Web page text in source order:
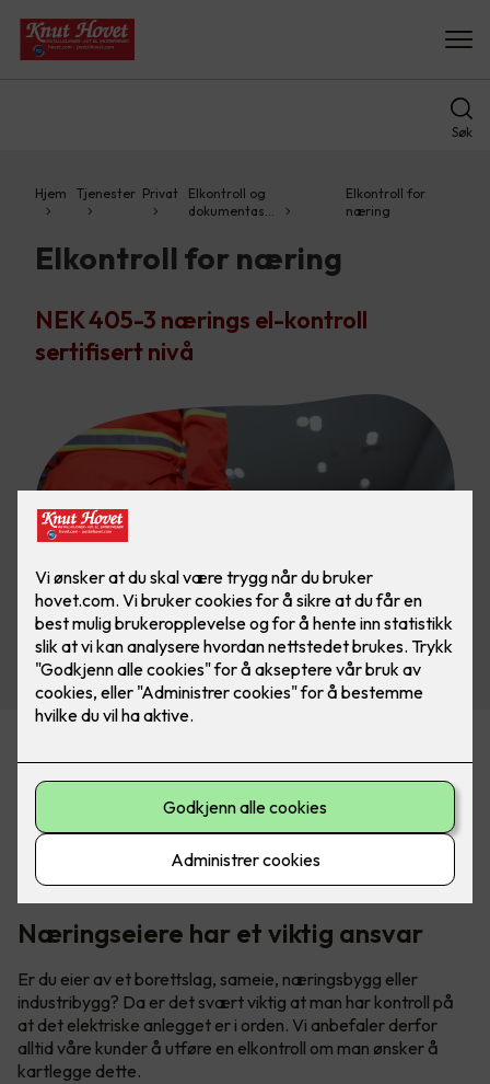
Søk
Hjem Tjenester Privat
Elkontroll og
dokumentas…
Elkontroll for
næring
Elkontroll for næring
NEK 405-3 nærings el-kontroll
sertifisert nivå
Økende krav om sertifiseringer
Det er et økende krav til å dokumentere kompetanse, og
stadig flere forsikringsselskaper, kommuner, og
bedriftseiere krever sertifiserte kontrollører iht. 405-3
næringskontroll og sertifisert el-kontrollforetak iht. 405-4.
Næringseiere har et viktig ansvar
Er du eier av et borettslag, sameie, næringsbygg eller
industribygg? Da er det svært viktig at man har kontroll på
at det elektriske anlegget er i orden. Vi anbefaler derfor
alltid våre kunder å utføre en elkontroll om man ønsker å
kartlegge dette.